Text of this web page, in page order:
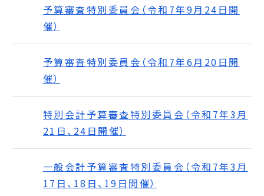
予算審査特別委員会（令和7年9月24日開
催）
予算審査特別委員会（令和7年6月20日開
催）
特別会計予算審査特別委員会（令和7年3月
21日、24日開催）
一般会計予算審査特別委員会（令和7年3月
17日、18日、19日開催）